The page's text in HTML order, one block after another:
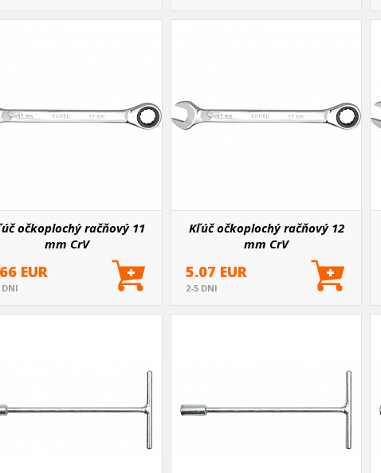
očkoplochý račňový 11
mm CrV
EUR
DNI
Kľúč očkoplochý račňový 12
mm CrV
5.07 EUR
2-5 DNI